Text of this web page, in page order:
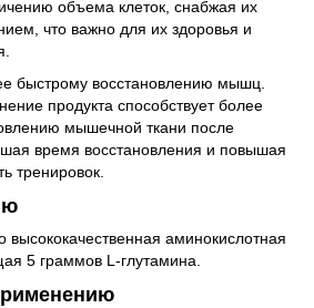
объема клеток, снабжая их
что важно для их здоровья и
быстрому восстановлению мышц.
продукта способствует более
мышечной ткани после
время восстановления и повышая
тренировок.
высококачественная аминокислотная
5 граммов L-глутамина.